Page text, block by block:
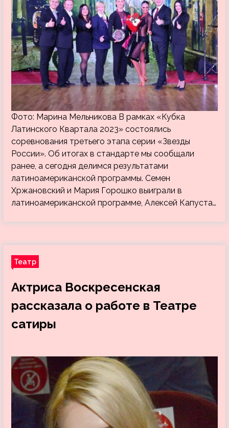
Фото: Марина Мельникова В рамках «Кубка
Латинского Квартала 2023» состоялись
соревнования третьего этапа серии «Звезды
России». Об итогах в стандарте мы сообщали
ранее, а сегодня делимся результатами
латиноамериканской программы. Семен
Хржановский и Мария Горошко выиграли в
латиноамериканской программе, Алексей Капуста…
Театр
Актриса Воскресенская
рассказала о работе в Театре
сатиры